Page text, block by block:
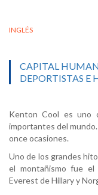
INGLÉS
CAPITAL
DEPORTISTAS E
Kenton Cool es uno
importantes del
once ocasiones.
Uno de los grandes
el montañismo fue
Everest de Hillary y